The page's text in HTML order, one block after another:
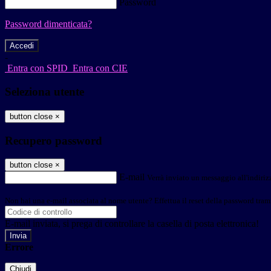
Password
Password dimenticata?
-
Entra con SPID Entra con CIE
Seleziona utente
button close ×
Recupero password
button close ×
E-mail Verrà inviato un messaggio
Non hai una e-mail associata al nome utente? Effettua il reset della password
E-mail inviata, si prega di controllare la casella di posta elettronica!
Errore
Chiudi